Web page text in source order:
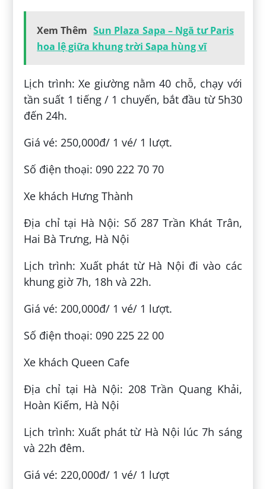
Xem Thêm Sun Plaza Sapa – Ngã tư Paris
hoa lệ giữa khung trời Sapa hùng vĩ
Lịch trình: Xe giường nằm 40 chỗ, chạy với
tần suất 1 tiếng / 1 chuyến, bắt đầu từ 5h30
đến 24h.
Giá vé: 250,000đ/ 1 vé/ 1 lượt.
Số điện thoại: 090 222 70 70
Xe khách Hưng Thành
Địa chỉ tại Hà Nội: Số 287 Trần Khát Trân,
Hai Bà Trưng, Hà Nội
Lịch trình: Xuất phát từ Hà Nội đi vào các
khung giờ 7h, 18h và 22h.
Giá vé: 200,000đ/ 1 vé/ 1 lượt.
Số điện thoại: 090 225 22 00
Xe khách Queen Cafe
Địa chỉ tại Hà Nội: 208 Trần Quang Khải,
Hoàn Kiếm, Hà Nội
Lịch trình: Xuất phát từ Hà Nội lúc 7h sáng
và 22h đêm.
Giá vé: 220,000đ/ 1 vé/ 1 lượt